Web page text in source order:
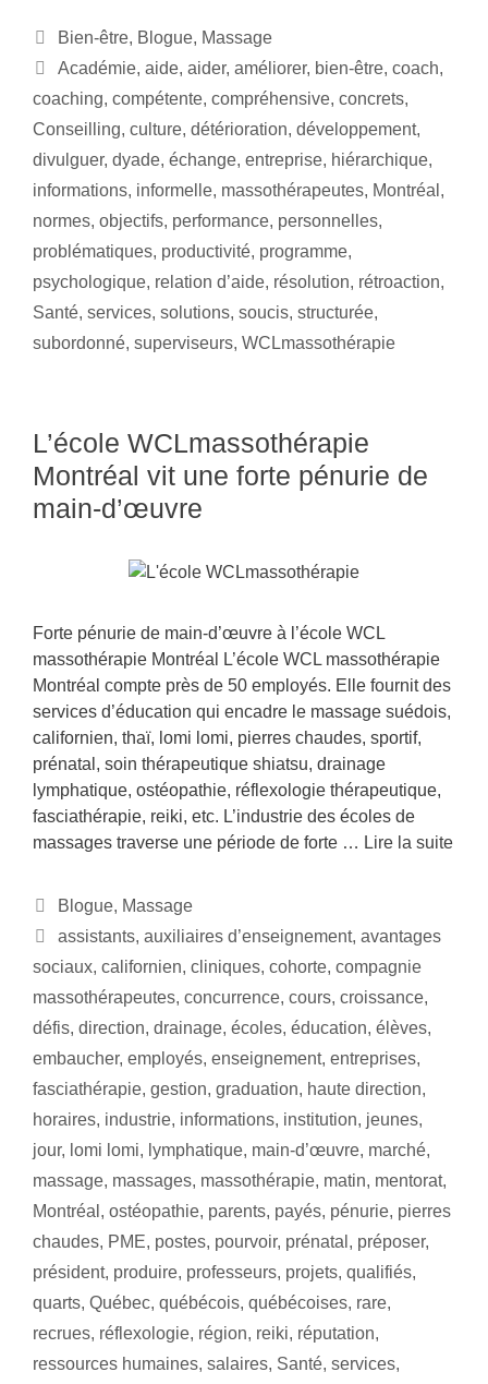
Catégories
Bien-être, Blogue, Massage
Étiquettes
Académie, aide, aider, améliorer, bien-être, coach,
coaching, compétente, compréhensive, concrets,
Conseilling, culture, détérioration, développement,
divulguer, dyade, échange, entreprise, hiérarchique,
informations, informelle, massothérapeutes, Montréal ,
normes, objectifs, performance, personnelles,
problématiques, productivité, programme,
psychologique, relation d’aide, résolution, rétroaction,
Santé, services, solutions, soucis, structurée,
subordonné, superviseurs, WCLmassothérapie
L’école WCLmassothérapie
Montréal vit une forte pénurie de
main-d’œuvre
Forte pénurie de main-d’œuvre à l’école WCL
massothérapie Montréal L’école WCL massothérapie
Montréal compte près de 50 employés. Elle fournit des
services d’éducation qui encadre le massage suédois,
californien, thaï, lomi lomi, pierres chaudes, sportif,
prénatal, soin thérapeutique shiatsu, drainage
lymphatique, ostéopathie, réflexologie thérapeutique,
fasciathérapie, reiki, etc. L’industrie des écoles de
massages traverse une période de forte … Lire la suite
Catégories
Blogue, Massage
Étiquettes
assistants, auxiliaires d’enseignement, avantages
sociaux, californien, cliniques, cohorte, compagnie
massothérapeutes, concurrence, cours, croissance,
défis, direction, drainage, écoles, éducation, élèves,
embaucher, employés, enseignement, entreprises,
fasciathérapie, gestion, graduation, haute direction,
horaires, industrie, informations, institution, jeunes,
jour, lomi lomi, lymphatique, main-d’œuvre, marché,
massage, massages, massothérapie, matin, mentorat,
Montréal , ostéopathie, parents, payés, pénurie, pierres
chaudes, PME, postes, pourvoir, prénatal , préposer,
président, produire, professeurs, projets, qualifiés,
quarts, Québec, québécois, québécoises, rare,
recrues, réflexologie, région, reiki, réputation,
ressources humaines, salaires, Santé, services,